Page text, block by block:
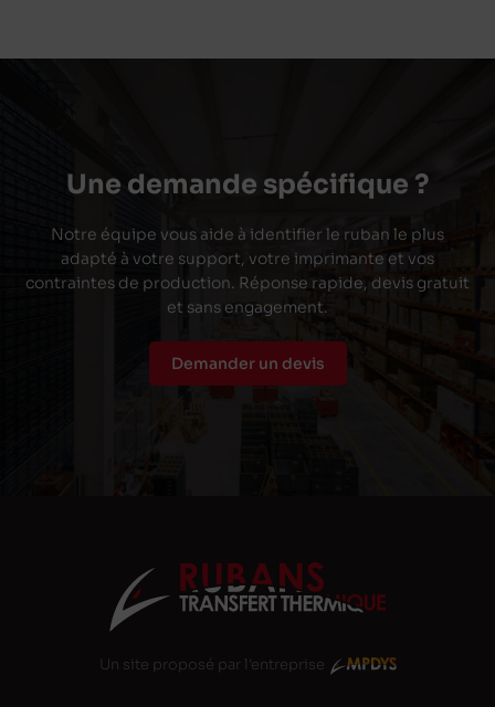
Une demande spécifique ?
Notre équipe vous aide à identifier le ruban le plus
adapté à votre support, votre imprimante et vos
contraintes de production. Réponse rapide, devis gratuit
et sans engagement.
Demander un devis
Un site proposé par l'entreprise